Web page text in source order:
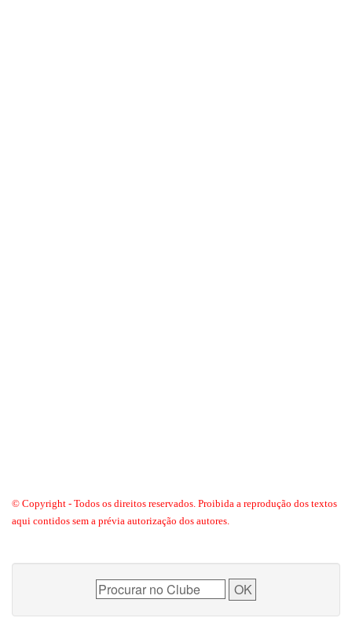
© Copyright - Todos os direitos reservados. Proibida a reprodução dos textos
aqui contidos sem a prévia autorização dos autores.